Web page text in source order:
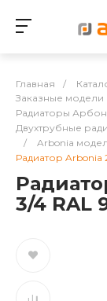
Главная /
Заказные модели
Радиаторы
Двухтрубные
/
Arbonia
Радиатор Arbonia
3/4 RAL